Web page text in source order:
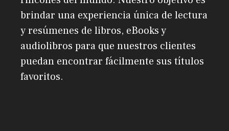
brindar una experiencia única de lectura
y resúmenes de libros, eBooks y
audiolibros para que nuestros clientes
puedan encontrar fácilmente sus títulos
favoritos.